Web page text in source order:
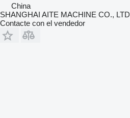
China
SHANGHAI AITE MACHINE CO., LTD
Contacte con el vendedor